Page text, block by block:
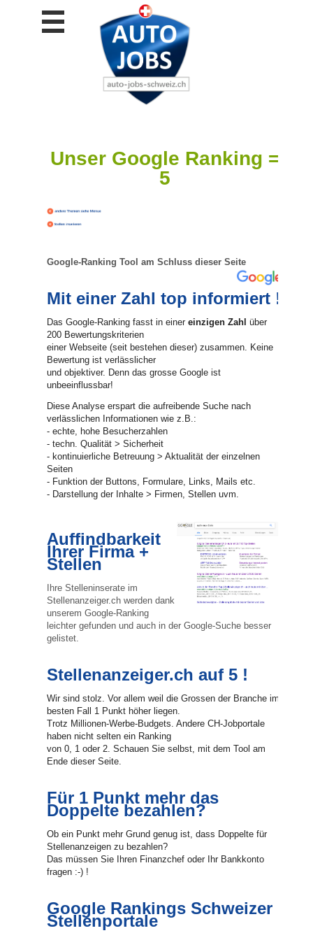
WERBUNGUnser Google Ranking =
5
Google-Ranking Tool am Schluss dieser Seite
Mit einer Zahl top informiert !
Das Google-Ranking fasst in einer einzigen Zahl über
200 Bewertungskriterien
einer Webseite (seit bestehen dieser) zusammen. Keine
Bewertung ist verlässlicher
und objektiver. Denn das grosse Google ist
unbeeinflussbar!
Diese Analyse erspart die aufreibende Suche nach
verlässlichen Informationen wie z.B.:
- echte, hohe Besucherzahlen
- techn. Qualität > Sicherheit
- kontinuierliche Betreuung > Aktualität der einzelnen
Seiten
- Funktion der Buttons, Formulare, Links, Mails etc.
- Darstellung der Inhalte > Firmen, Stellen uvm.
Auffindbarkeit
Ihrer Firma +
Stellen
Ihre Stelleninserate im
Stellenanzeiger.ch werden dank
unserem Google-Ranking
leichter gefunden und auch in der Google-Suche besser
gelistet.
Stellenanzeiger.ch auf 5 !
Wir sind stolz. Vor allem weil die Grossen der Branche im
besten Fall 1 Punkt höher liegen.
Trotz Millionen-Werbe-Budgets. Andere CH-Jobportale
haben nicht selten ein Ranking
von 0, 1 oder 2. Schauen Sie selbst, mit dem Tool am
Ende dieser Seite.
Für 1 Punkt mehr das
Doppelte bezahlen?
Ob ein Punkt mehr Grund genug ist, dass Doppelte für
Stellenanzeigen zu bezahlen?
Das müssen Sie Ihren Finanzchef oder Ihr Bankkonto
fragen :-) !
Google Rankings Schweizer
Stellenportale